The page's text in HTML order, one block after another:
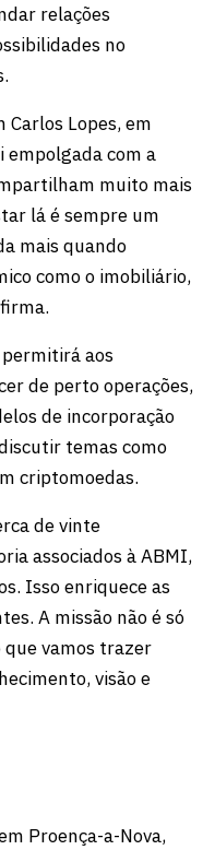
relações
no
Carlos Lopes, em
empolgada com a
muito mais
lá é sempre um
mais quando
como o imobiliário,
aos
de perto operações,
de incorporação
temas como
criptomoedas.
de vinte
associados à ABMI,
Isso enriquece as
A missão não é só
que vamos trazer
visão e
Proença-a-Nova,